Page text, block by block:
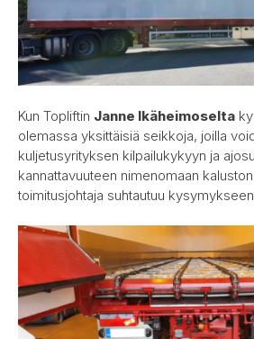
Kun Topliftin Janne Ikäheimoselta
olemassa yksittäisiä seikkoja, joilla
kuljetusyrityksen kilpailukykyyn ja
kannattavuuteen nimenomaan
toimitusjohtaja suhtautuu